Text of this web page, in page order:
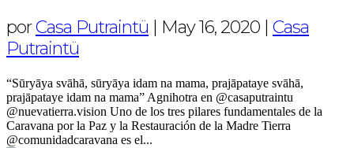
porCasa Putraintü May 16, 2020 Casa
Putraintü
“Sūryāya svāhā, sūryāya idam na mama, prajāpataye svāhā,
prajāpataye idam na mama” Agnihotra en @casaputraintu
@nuevatierra.vision Uno de los tres pilares fundamentales de la
Caravana por la Paz y la Restauración de la Madre Tierra
@comunidadcaravana es el...